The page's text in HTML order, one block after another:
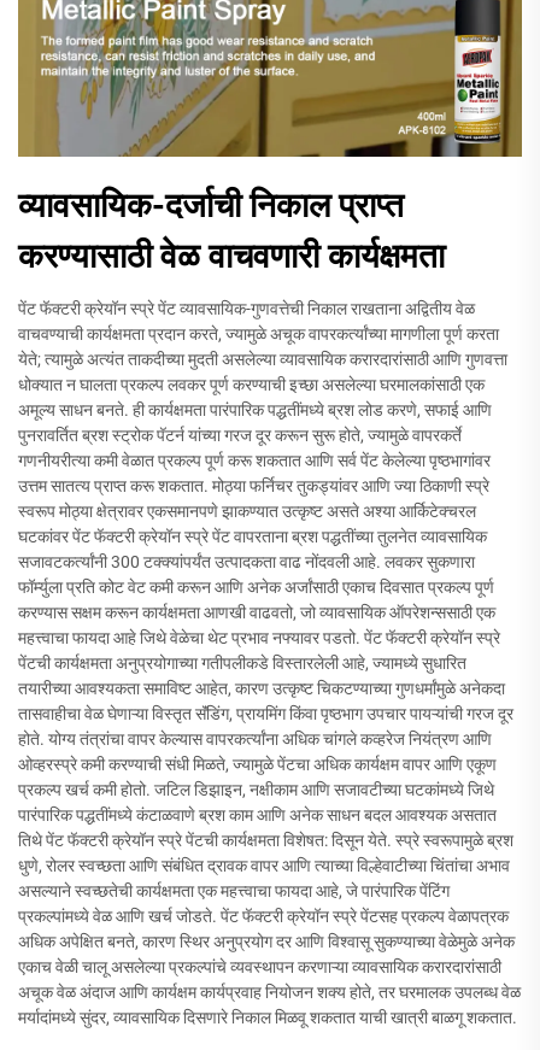
व्यावसायिक-दर्जाची निकाल प्राप्त
करण्यासाठी वेळ वाचवणारी कार्यक्षमता
पेंट फॅक्टरी क्रेयॉन स्प्रे पेंट व्यावसायिक-गुणवत्तेची निकाल राखताना अद्वितीय वेळ
वाचवण्याची कार्यक्षमता प्रदान करते, ज्यामुळे अचूक वापरकर्त्यांच्या मागणीला पूर्ण करता
येते; त्यामुळे अत्यंत ताकदीच्या मुदती असलेल्या व्यावसायिक करारदारांसाठी आणि गुणवत्ता
धोक्यात न घालता प्रकल्प लवकर पूर्ण करण्याची इच्छा असलेल्या घरमालकांसाठी एक
अमूल्य साधन बनते. ही कार्यक्षमता पारंपारिक पद्धतींमध्ये ब्रश लोड करणे, सफाई आणि
पुनरावर्तित ब्रश स्ट्रोक पॅटर्न यांच्या गरज दूर करून सुरू होते, ज्यामुळे वापरकर्ते
गणनीयरीत्या कमी वेळात प्रकल्प पूर्ण करू शकतात आणि सर्व पेंट केलेल्या पृष्ठभागांवर
उत्तम सातत्य प्राप्त करू शकतात. मोठ्या फर्निचर तुकड्यांवर आणि ज्या ठिकाणी स्प्रे
स्वरूप मोठ्या क्षेत्रावर एकसमानपणे झाकण्यात उत्कृष्ट असते अश्या आर्किटेक्चरल
घटकांवर पेंट फॅक्टरी क्रेयॉन स्प्रे पेंट वापरताना ब्रश पद्धतींच्या तुलनेत व्यावसायिक
सजावटकर्त्यांनी 300 टक्क्यांपर्यंत उत्पादकता वाढ नोंदवली आहे. लवकर सुकणारा
फॉर्म्युला प्रति कोट वेट कमी करून आणि अनेक अर्जांसाठी एकाच दिवसात प्रकल्प पूर्ण
करण्यास सक्षम करून कार्यक्षमता आणखी वाढवतो, जो व्यावसायिक ऑपरेशन्ससाठी एक
महत्त्वाचा फायदा आहे जिथे वेळेचा थेट प्रभाव नफ्यावर पडतो. पेंट फॅक्टरी क्रेयॉन स्प्रे
पेंटची कार्यक्षमता अनुप्रयोगाच्या गतीपलीकडे विस्तारलेली आहे, ज्यामध्ये सुधारित
तयारीच्या आवश्यकता समाविष्ट आहेत, कारण उत्कृष्ट चिकटण्याच्या गुणधर्मांमुळे अनेकदा
तासवाहीचा वेळ घेणाऱ्या विस्तृत सॅंडिंग, प्रायमिंग किंवा पृष्ठभाग उपचार पायऱ्यांची गरज दूर
होते. योग्य तंत्रांचा वापर केल्यास वापरकर्त्यांना अधिक चांगले कव्हरेज नियंत्रण आणि
ओव्हरस्प्रे कमी करण्याची संधी मिळते, ज्यामुळे पेंटचा अधिक कार्यक्षम वापर आणि एकूण
प्रकल्प खर्च कमी होतो. जटिल डिझाइन, नक्षीकाम आणि सजावटीच्या घटकांमध्ये जिथे
पारंपारिक पद्धतींमध्ये कंटाळवाणे ब्रश काम आणि अनेक साधन बदल आवश्यक असतात
तिथे पेंट फॅक्टरी क्रेयॉन स्प्रे पेंटची कार्यक्षमता विशेषत: दिसून येते. स्प्रे स्वरूपामुळे ब्रश
धुणे, रोलर स्वच्छता आणि संबंधित द्रावक वापर आणि त्याच्या विल्हेवाटीच्या चिंतांचा अभाव
असल्याने स्वच्छतेची कार्यक्षमता एक महत्त्वाचा फायदा आहे, जे पारंपारिक पेंटिंग
प्रकल्पांमध्ये वेळ आणि खर्च जोडते. पेंट फॅक्टरी क्रेयॉन स्प्रे पेंटसह प्रकल्प वेळापत्रक
अधिक अपेक्षित बनते, कारण स्थिर अनुप्रयोग दर आणि विश्वासू सुकण्याच्या वेळेमुळे अनेक
एकाच वेळी चालू असलेल्या प्रकल्पांचे व्यवस्थापन करणाऱ्या व्यावसायिक करारदारांसाठी
अचूक वेळ अंदाज आणि कार्यक्षम कार्यप्रवाह नियोजन शक्य होते, तर घरमालक उपलब्ध वेळ
मर्यादांमध्ये सुंदर, व्यावसायिक दिसणारे निकाल मिळवू शकतात याची खात्री बाळगू शकतात.